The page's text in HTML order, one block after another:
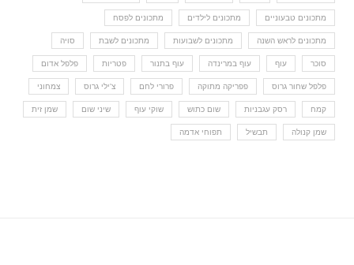
מתכונים טבעוניים מתכונים לילדים מתכונים לפסח
מתכונים לראש השנה מתכונים לשבועות מתכונים לשבת סויה
סוכר עוף עוף במרינדה עוף בתנור פטריות פלפל אדום
פלפל שחור גרוס פפריקה מתוקה פרורי לחם צ'ילי גרוס צמחוני
קמח רסק עגבניות שום כתוש שוקי עוף שיני שום שמן זית
שמן קנולה תבשיל תפוחי אדמה